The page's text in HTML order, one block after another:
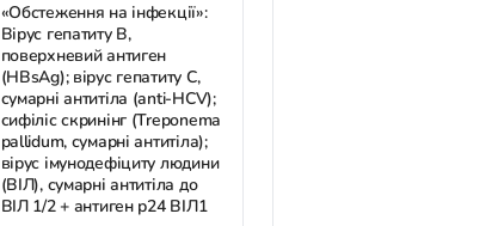
«Обстеження на інфекції»:
Вірус гепатиту В,
поверхневий антиген
(HBsAg); вірус гепатиту С,
сумарні антитіла (anti-HCV);
сифіліс скринінг (Treponema
pallidum, сумарні антитіла);
вірус імунодефіциту людини
(ВІЛ), сумарні антитіла до
ВІЛ 1/2 + антиген р24 ВІЛ1